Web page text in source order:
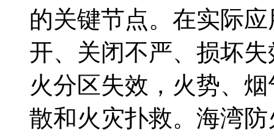
的关键节点。在实际
开、关闭不严、损坏
火分区失效，火势、
散和火灾扑救。海湾